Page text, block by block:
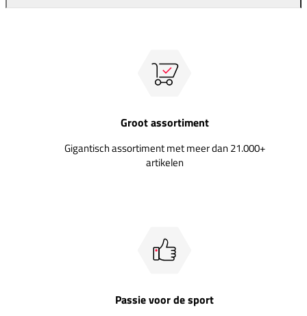
Groot assortiment
Gigantisch assortiment met meer dan 21.000+
artikelen
Passie voor de sport